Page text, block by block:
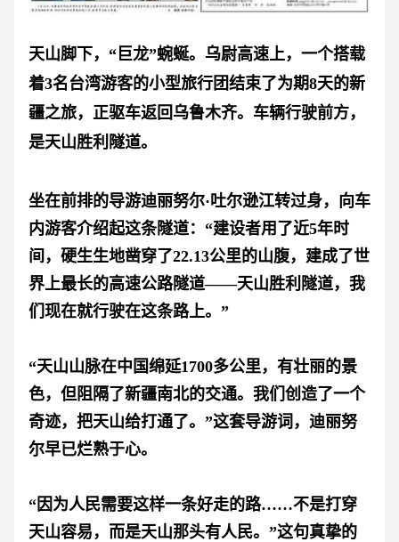
天山脚下， “巨龙”蜿蜒。乌尉高速上，一个搭载
着3名台湾游客的小型旅行团结束了为期8天的新
疆之旅，正驱车返回乌鲁木齐。车辆行驶前方，
是天山胜利隧道。
坐在前排的导游迪丽努尔·吐尔逊江转过身，向车
内游客介绍起这条隧道：“建设者用了近5年时
间，硬生生地凿穿了22.13公里的山腹，建成了世
界上最长的高速公路隧道——天山胜利隧道，我
们现在就行驶在这条路上。”
“天山山脉在中国绵延1700多公里，有壮丽的景
色，但阻隔了新疆南北的交通。我们创造了一个
奇迹，把天山给打通了。”这套导游词，迪丽努
尔早已烂熟于心。
“因为人民需要这样一条好走的路……不是打穿
天山容易，而是天山那头有人民。”这句真挚的